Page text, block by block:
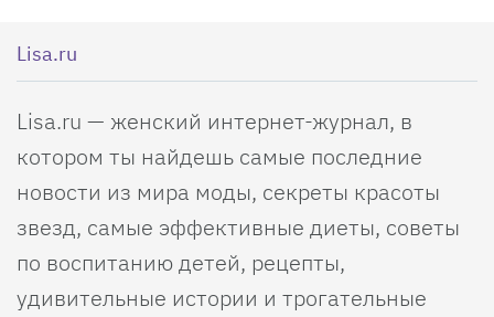
Lisa.ru
Lisa.ru — женский интернет-журнал, в
котором ты найдешь самые последние
новости из мира моды, секреты красоты
звезд, самые эффективные диеты, советы
по воспитанию детей, рецепты,
удивительные истории и трогательные